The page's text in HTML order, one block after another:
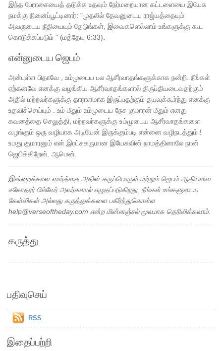
இந்த பேராசையைத் தடுக்க உதவும் நேர்மறையான கட்டளையை இயேசு
நமக்கு நினைப்பூட்டினார்: "முதலில் தேவனுடைய ராஜ்யத்தையும்
அவருடைய நீதியையும் தேடுங்கள், இவைகளெல்லாம் உங்களுக்கு கூட
கொடுக்கப்படும் " (மத்தேயு 6:33).
என்னுடைய ஜெபம்
அன்புள்ள பிதாவே , உம்முடைய பல ஆசீர்வாதங்களுக்காக நன்றி. நீங்கள்
ஏற்கனவே எனக்கு வழங்கிய ஆசீர்வாதங்களால் திருப்தியடைவதற்கும்
அதில் மற்றவர்களுக்கு தாராளமாக இருப்பதற்கும் தயவுக்கூர்ந்து எனக்கு
உதவிச்செய்யும் . உம் மீதும் உம்முடைய நேச குமாரன் மீதும் எனது
கவனத்தை செலுத்தி, மற்றவர்களுக்கு உம்முடைய ஆசீர்வாதங்களை
வழங்கும் ஒரு வழியாக அடியேன் இருக்கும்படி என்னை வழிநடத்தும் !
உமது குமாரனும் என் இரட்சகருமான இயேசுவின் நாமத்தினாலே நான்
ஜெபிக்கிறேன். ஆமென்.
இன்றைக்கான வார்த்தை அதின் கருப்பொருள் மற்றும் ஜெபம் ஆகியவை
சகோதரர் பில்வேர் அவர்களால் எழுதப்படுகிறது. நீங்கள் உங்களுடைய
கேள்விகள் அல்லது கருத்துக்களை பகிர்ந்துகொள்ள
help@verseoftheday.com என்ற மின்னஞ்சல் மூலமாக தெரிவிக்கலாம்.
கருத்து
பதிவுசெய்
RSS
இதைப்பற்றி